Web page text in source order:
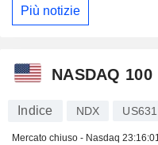
Più notizie
NASDAQ 100
Indice NDX
Mercato chiuso - Nasdaq